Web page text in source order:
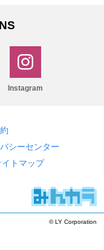
Instagram
シーセンター
イトマップ
© LY Corporation